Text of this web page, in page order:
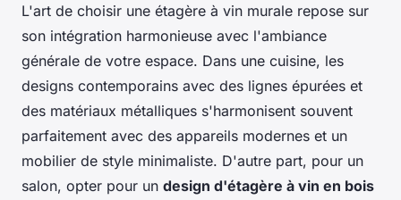
L'art de choisir une étagère à vin murale repose sur
son intégration harmonieuse avec l'ambiance
générale de votre espace. Dans une cuisine, les
designs contemporains avec des lignes épurées et
des matériaux métalliques s'harmonisent souvent
parfaitement avec des appareils modernes et un
mobilier de style minimaliste. D'autre part, pour un
salon, opter pour un design d'étagère à vin en bois